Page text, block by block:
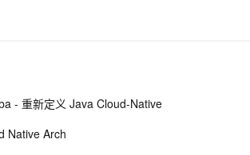
- 重新定义 Java Cloud-Native
Native Arch